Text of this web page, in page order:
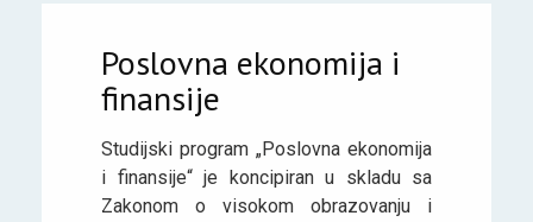
Poslovna ekonomija i
finansije
Studijski program „Poslovna ekonomija
i finansije“ je koncipiran u skladu sa
Zakonom o visokom obrazovanju i